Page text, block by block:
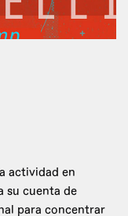
actividad en
su cuenta de
para concentrar